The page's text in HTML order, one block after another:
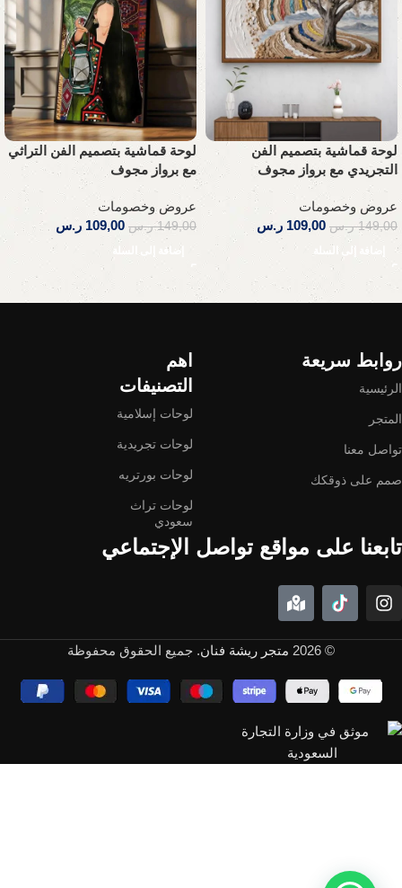
لوحة قماشية بتصميم الفن
التجريدي مع برواز مجوف
عروض وخصومات
149,00 ر.س 109,00 ر.س
إضافة إلى السلة
لوحة قماشية بتصميم الفن التراثي
مع برواز مجوف
عروض وخصومات
149,00 ر.س 109,00 ر.س
إضافة إلى السلة
Read More
روابط سريعة
الرئيسية
المتجر
تواصل معنا
صمم على ذوقكك
اهم
التصنيفات
لوحات إسلامية
لوحات تجريدية
لوحات بورتريه
لوحات تراث
سعودي
تابعنا على مواقع تواصل الإجتماعي
© 2026 متجر ريشة فنان. جميع الحقوق محفوظة